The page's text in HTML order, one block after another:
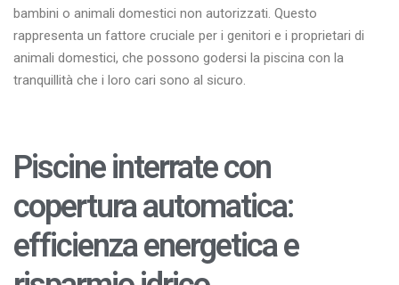
bambini o animali domestici non autorizzati. Questo
rappresenta un fattore cruciale per i genitori e i proprietari di
animali domestici, che possono godersi la piscina con la
tranquillità che i loro cari sono al sicuro.
Piscine interrate con
copertura automatica:
efficienza energetica e